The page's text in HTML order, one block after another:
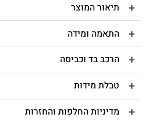
תיאור המוצר
התאמה ומידה
הרכב בד וכביסה
טבלת מידות
מדיניות החלפות והחזרות